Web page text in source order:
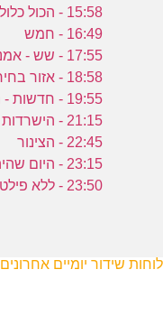
15:58 - הכול כלול עם אריק וייס
16:49 - חמש
17:55 - שש - אמנון לוי
18:58 - אזור בחירה
19:55 - חדשות - המהדורה המרכזית
21:15 - הישרדות
22:45 - הצינור
23:15 - היום שהיה עם טל ברמן
23:50 - ללא פילטרים - גילה אלמגור
לוחות שידור יומיים אחרונים